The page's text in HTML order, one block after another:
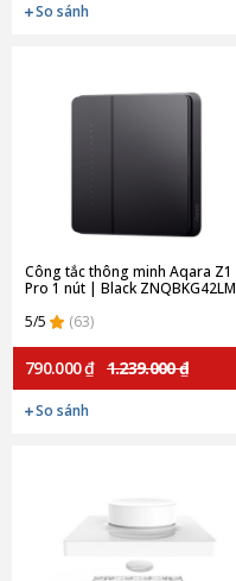
So sánh
Công tắc thông minh Aqara Z1
Pro 1 nút | Black ZNQBKG42LM
5/5
(63)
790.000 ₫ 1.239.000 ₫
So sánh